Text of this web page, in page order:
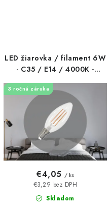
Moja objednávka
LED žiarovka / filament 6W
- C35 / E14 / 4000K -
ZLF723D
3 ročná záruka
Skladom
€3,29 bez DPH
€4,05 / ks